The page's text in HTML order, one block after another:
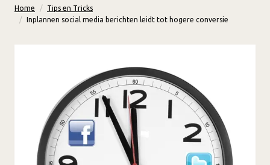
Home
Tips en Tricks
Inplannen social media berichten leidt tot hogere conversie